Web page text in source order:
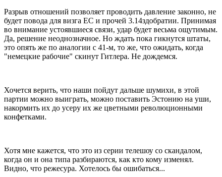
Разрыв отношений позволяет проводить давление законно, не
будет повода для визга ЕС и прочей 3.14здобратии. Принимая
во внимание устоявшиеся связи, удар будет весьма ощутимым.
Да, решение неоднозначное. Но ждать пока гикнутся штаты,
это опять же по аналогии с 41-м, то же, что ожидать, когда
"немецкие рабочие" скинут Гитлера. Не дождемся.
Хочется верить, что наши пойдут дальше шумихи, в этой
партии можно выиграть, можно поставить Эстонию на уши,
накормить их до усеру их же цветными революционными
конфетками.
Хотя мне кажется, что это из серии телешоу со скандалом,
когда он и она типа разбираются, как кто кому изменял.
Видно, что режесура. Хотелось бы ошибаться...